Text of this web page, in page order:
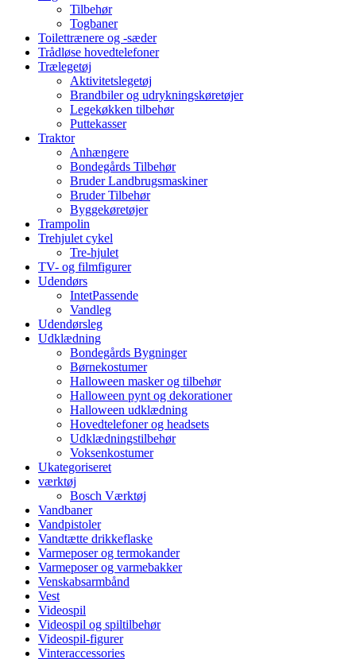
Tilbehør
Togbaner
Toilettrænere og -sæder
Trådløse hovedtelefoner
Trælegetøj
Aktivitetslegetøj
Brandbiler og udrykningskøretøjer
Legekøkken tilbehør
Puttekasser
Traktor
Anhængere
Bondegårds Tilbehør
Bruder Landbrugsmaskiner
Bruder Tilbehør
Byggekøretøjer
Trampolin
Trehjulet cykel
Tre-hjulet
TV- og filmfigurer
Udendørs
IntetPassende
Vandleg
Udendørsleg
Udklædning
Bondegårds Bygninger
Børnekostumer
Halloween masker og tilbehør
Halloween pynt og dekorationer
Halloween udklædning
Hovedtelefoner og headsets
Udklædningstilbehør
Voksenkostumer
Ukategoriseret
værktøj
Bosch Værktøj
Vandbaner
Vandpistoler
Vandtætte drikkeflaske
Varmeposer og termokander
Varmeposer og varmebakker
Venskabsarmbånd
Vest
Videospil
Videospil og spiltilbehør
Videospil-figurer
Vinteraccessories